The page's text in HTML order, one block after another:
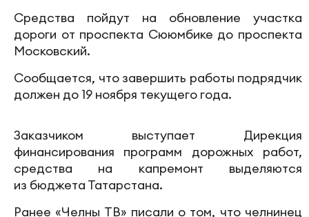
Средства пойдут на обновление участка
дороги от проспекта Сююмбике до проспекта
Московский.
Сообщается, что завершить работы подрядчик
должен до 19 ноября текущего года.
Заказчиком выступает Дирекция
финансирования программ дорожных работ,
средства на капремонт выделяются
из бюджета Татарстана.
Ранее «Челны ТВ» писали о том, что челнинец